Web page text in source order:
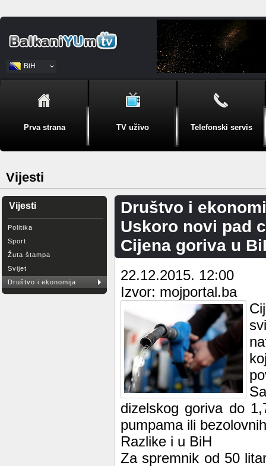
BiH
Srpski
Prva strana TV uživo Telefonski servis
Vijesti
Vijesti
Politika
Sport
Žuta štampa
Svijet
Društvo i ekonomija
Društvo i
Uskoro novi pad
Cijena goriva u
22.12.2015. 12:00
Izvor: mojportal.ba
dizelskog goriva do
pumpama ili
Razlike i u BiH
Za spremnik od 50